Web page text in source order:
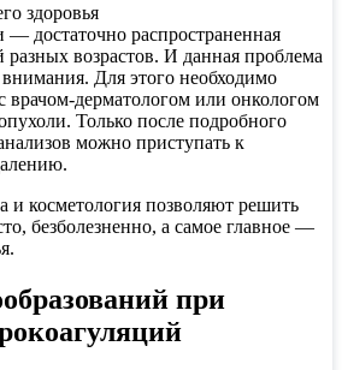
здоровья
достаточно распространенная
разных возрастов. И данная проблема
внимания. Для этого необходимо
врачом-дерматологом или онкологом
Только после подробного
можно приступать к
и косметология позволяют решить
безболезненно, а самое главное —
при